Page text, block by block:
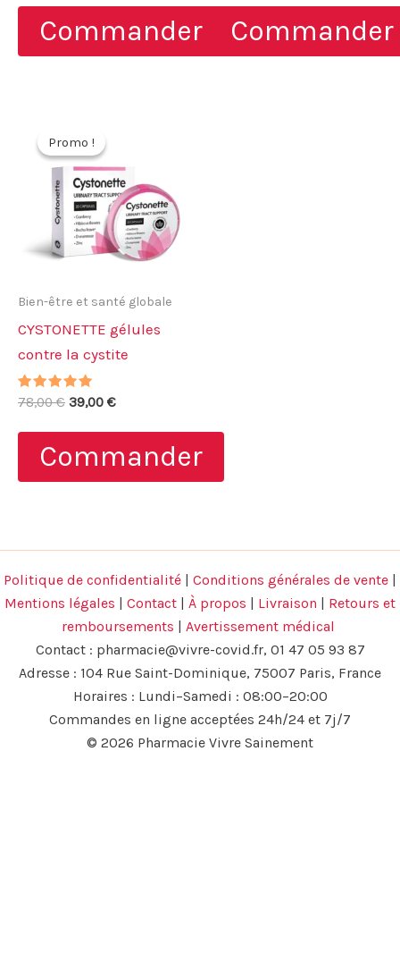
initial
était :
78,00 €.
actuel
est :
39,00 €.
Commander
initial
était :
98,00 €.
actuel
est :
49,00 €.
Commander
Promo !
Promo !
Bien-être et santé globale
CYSTONETTE gélules
contre la cystite
Note
4.86
78,00€ Le
initial
était :
78,00 €.
39,00 €Le
actuel
est :
39,00 €.
Commander
Politique de confidentialité | Conditions générales de vente |
Mentions légales | Contact | À propos | Livraison | Retours et
remboursements | Avertissement médical
Contact : pharmacie@vivre-covid.fr, 01 47 05 93 87
Adresse : 104 Rue Saint-Dominique, 75007 Paris, France
Horaires : Lundi–Samedi : 08:00–20:00
Commandes en ligne acceptées 24h/24 et 7j/7
© 2026 Pharmacie Vivre Sainement